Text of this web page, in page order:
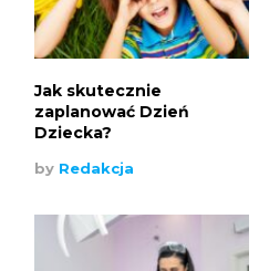
Jak skutecznie
zaplanować Dzień
Dziecka?
by Redakcja